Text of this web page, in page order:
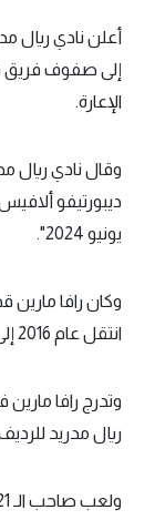
أعلن نادي ريال
إلى صفوف فريق
الإعارة.
وقال نادي ريال
يونيو 2024".
وكان رافا مارين
انتقل عام 2016 إلى ريال مدريد.
وتدرج رافا مارين
ريال مدريد للرديف